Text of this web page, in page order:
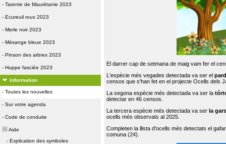
- Tarente de Maurétanie 2023
- Ecureuil roux 2023
- Merle noir 2023
- Mésange bleue 2023
- Pinson des arbres 2023
- Huppe fasciée 2023
Information
- Toutes les nouvelles
- Sur votre agenda
- Code de conduite
Aide
- Explication des symboles
El darrer cap de setmana de maig vam fer el
L'espècie més vegades detectada va ser el
censos que s'han fet en el projecte Ocells dels
La segona espècie més detectada va ser la
detectar en 46 censos.
La tercera espècie més detectada va ser la
ocells més observats al 2025.
Completen la llista d'ocells més detectats el
comuna (24).